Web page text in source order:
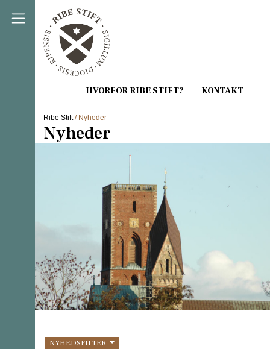
Direkte til indholdet
Ribe Stift/ Nyheder
Nyheder
NYHEDSFILTER